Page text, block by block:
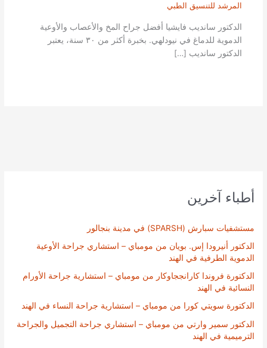
أطباء آخرين
مستشفيات سبارش (SPARSH) في مدينة بنجالور
الدكتور أنيرودا إس. بويان من مومباي – استشاري جراحة الأوعية
الدموية الطرفية في الهند
الدكتورة فروندا كارانججاوكار من مومباي – استشارية جراحة الأورام
النسائية في الهند
الدكتورة سويتي كورا من مومباي – استشارية جراحة النساء في الهند
الدكتور سمير وارتي من مومباي – استشاري جراحة التجميل والجراحة
الترميمية في الهند
المرشد للتنسيق الطبي
الدكتور سانديب فايشيا أفضل جراح المخ والأعصاب والأوعية
الدموية للدماغ في نيودلهي. بخبرة أكثر من ٣٠ سنة، يعتبر
الدكتور سانديب […]